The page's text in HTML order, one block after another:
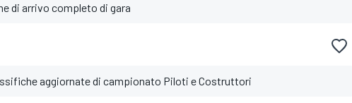
di arrivo completo di gara
aggiornate di campionato Piloti e Costruttori